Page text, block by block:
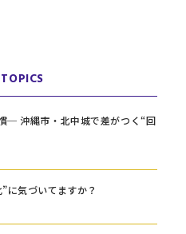
─ 沖縄市・北中城で差がつく“回
に気づいてますか？